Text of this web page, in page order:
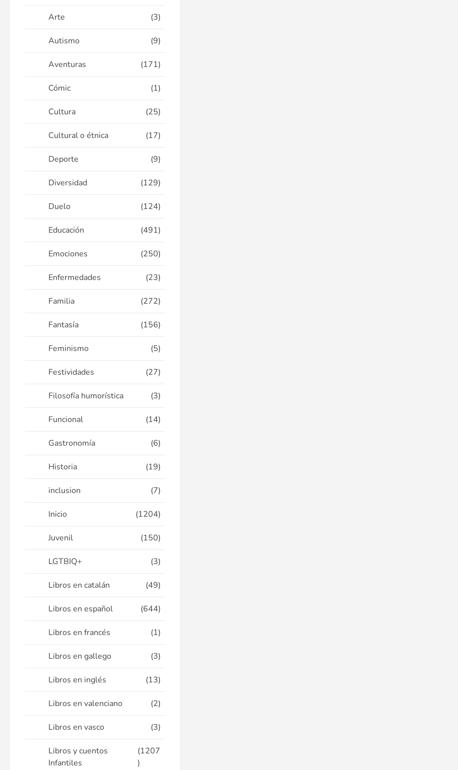
Arte (3)
Autismo (9)
Aventuras (171)
Cómic (1)
Cultura (25)
Cultural o étnica (17)
Deporte (9)
Diversidad (129)
Duelo (124)
Educación (491)
Emociones (250)
Enfermedades (23)
Familia (272)
Fantasía (156)
Feminismo (5)
Festividades (27)
Filosofía humorística (3)
Funcional (14)
Gastronomía (6)
Historia (19)
inclusion (7)
Inicio (1204)
Juvenil (150)
LGTBIQ+ (3)
Libros en catalán (49)
Libros en español (644)
Libros en francés (1)
Libros en gallego (3)
Libros en inglés (13)
Libros en valenciano (2)
Libros en vasco (3)
Libros y cuentos
Infantiles
(1207
)